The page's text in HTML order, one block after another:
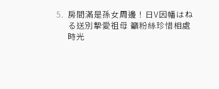
房間滿是孫女周邊！日V因幡はね
る送別摯愛祖母 籲粉絲珍惜相處
時光